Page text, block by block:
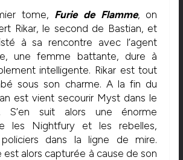
tome, Furie de Flamme, on
Rikar, le second de Bastian, et
à sa rencontre avec l’agent
une femme battante, dure à
intelligente. Rikar est tout
sous son charme. A la fin du
est vient secourir Myst dans le
S’en suit alors une énorme
les Nightfury et les rebelles,
dans la ligne de mire.
est alors capturée à cause de son